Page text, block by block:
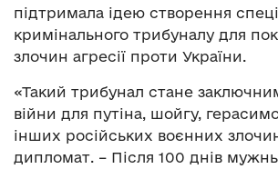
підтримала ідею створення
кримінального трибуналу для
злочин агресії проти України.
«Такий трибунал стане
війни для путіна, шойгу,
інших російських воєнних
дипломат. – Після 100 днів